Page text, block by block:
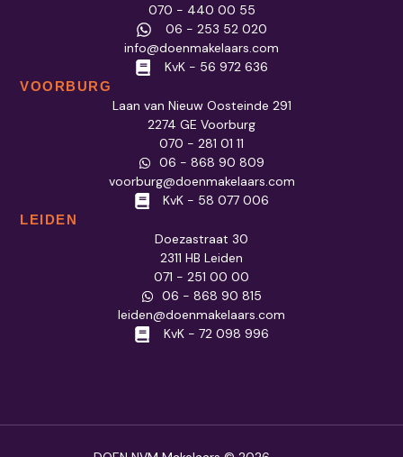
070 - 440 00 55
06 - 253 52 020
info@doenmakelaars.com
KvK - 56 972 636
VOORBURG
Laan van Nieuw Oosteinde 291
2274 GE Voorburg
070 - 281 01 11
06 - 868 90 809
voorburg@doenmakelaars.com
KvK - 58 077 006
LEIDEN
Doezastraat 30
2311 HB Leiden
071 - 251 00 00
06 - 868 90 815
leiden@doenmakelaars.com
KvK - 72 098 996